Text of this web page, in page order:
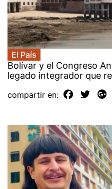
El País
Bolívar y el Congreso
legado integrador que
compartir en: